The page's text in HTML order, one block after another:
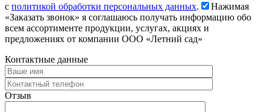
с политикой обработки персональных данных.
Нажимая
«Заказать звонок» я соглашаюсь получать информацию обо
всем ассортименте продукции, услугах, акциях и
предложениях от компании ООО «Летний сад»
Контактные данные
Отзыв